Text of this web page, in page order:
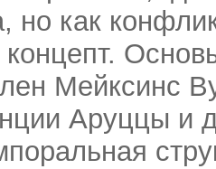
но как
концепт.
Мейксинс
Аруццы и